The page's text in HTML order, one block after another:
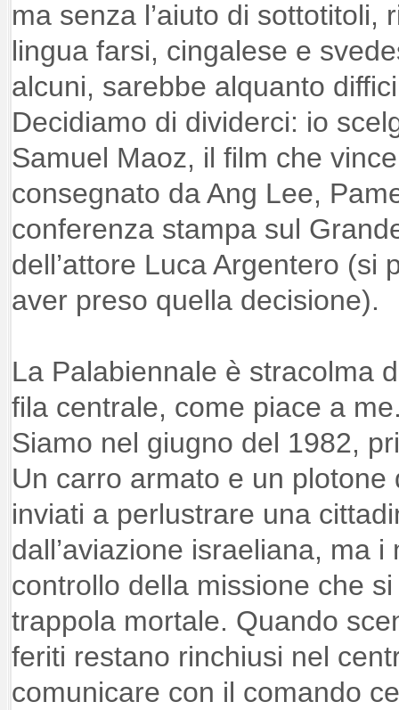
ma senza l’aiuto di sottotitoli,
lingua farsi, cingalese e
alcuni, sarebbe alquanto
Decidiamo di dividerci: io
Samuel Maoz, il film che
consegnato da Ang Lee,
conferenza stampa sul
dell’attore Luca Argentero (si
aver preso quella decisione).
La Palabiennale è stracolma
fila centrale, come piace a
Siamo nel giugno del 1982,
Un carro armato e un
inviati a perlustrare una
dall’aviazione israeliana, ma
controllo della missione che
trappola mortale. Quando
feriti restano rinchiusi nel
comunicare con il comando